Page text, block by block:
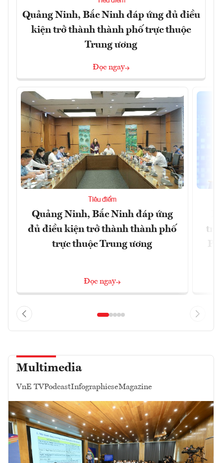
Quảng Ninh, Bắc Ninh đáp ứng đủ điều
kiện trở thành thành phố trực thuộc
Trung ương
Đọc ngay
Tiêu điểm
Quảng Ninh, Bắc Ninh đáp ứng
đủ điều kiện trở thành thành phố
trực thuộc Trung ương
Đọc ngay
Multimedia
VnE TVPodcastInfographicseMagazine